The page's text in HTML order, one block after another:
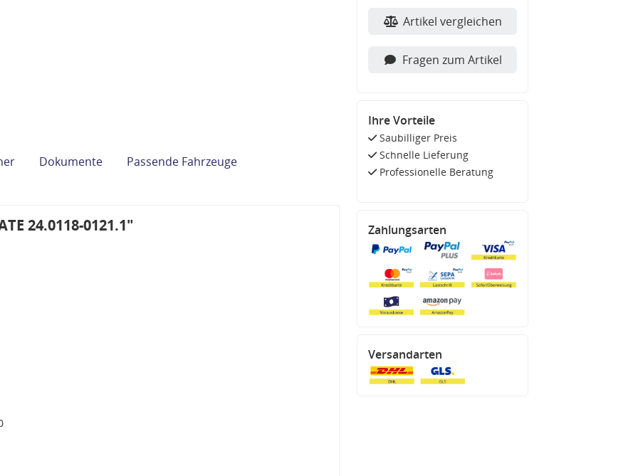
Dokumente Passende Fahrzeuge
24.0118-0121.1"
Artikel vergleichen
Fragen zum Artikel
Ihre Vorteile
Saubilliger Preis
Schnelle Lieferung
Professionelle Beratung
Zahlungsarten
Versandarten